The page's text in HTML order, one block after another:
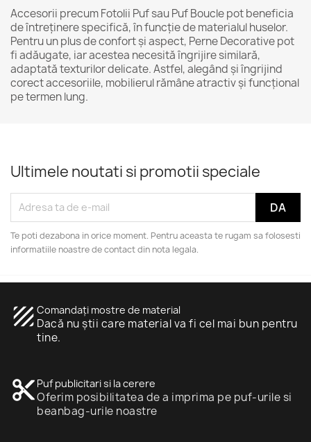
Accesorii precumFotolii PufsauPuf Bouclepot beneficia
de întreținere specifică, în funcție de materialul huselor.
Pentru un plus de confort și aspect, Perne Decorativepot
fi adăugate, iar acestea necesită îngrijire similară,
adaptată texturilor delicate. Astfel, alegând și îngrijind
corect accesoriile, mobilierul rămâne atractiv și funcțional
pe termen lung.
Ultimele noutati si promotii speciale
Te poti dezabona in orice moment. Pentru aceasta te rugam sa folosesti
informatiile noastre de contact din nota legala.
texture Comandați mostre de material
Dacă nu știi care material va fi cel mai bun pentru
tine.
content_cut Puf publicitari si la cerere
Oferim posibilitatea de a imprima pe puf-urile si
beanbag-urile noastre